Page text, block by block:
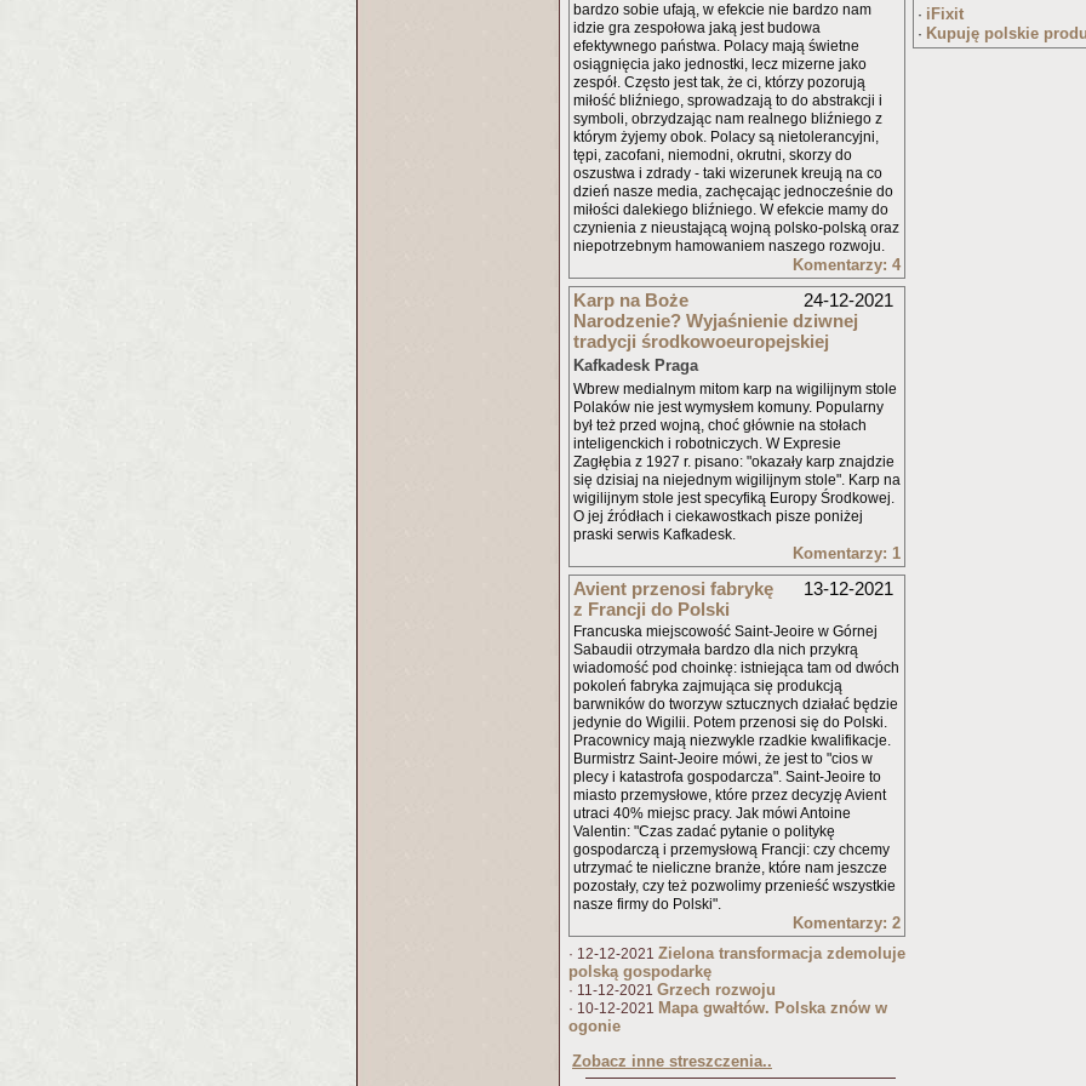
bardzo sobie ufają, w efekcie nie bardzo nam
idzie gra zespołowa jaką jest budowa
efektywnego państwa. Polacy mają świetne
osiągnięcia jako jednostki, lecz mizerne jako
zespół. Często jest tak, że ci, którzy pozorują
miłość bliźniego, sprowadzają to do abstrakcji i
symboli, obrzydzając nam realnego bliźniego z
którym żyjemy obok. Polacy są nietolerancyjni,
tępi, zacofani, niemodni, okrutni, skorzy do
oszustwa i zdrady - taki wizerunek kreują na co
dzień nasze media, zachęcając jednocześnie do
miłości dalekiego bliźniego. W efekcie mamy do
czynienia z nieustającą wojną polsko-polską oraz
niepotrzebnym hamowaniem naszego rozwoju.
Komentarzy: 4
24-12-2021
Karp na Boże
Narodzenie? Wyjaśnienie dziwnej
tradycji środkowoeuropejskiej
Kafkadesk Praga
Wbrew medialnym mitom karp na wigilijnym stole
Polaków nie jest wymysłem komuny. Popularny
był też przed wojną, choć głównie na stołach
inteligenckich i robotniczych. W Expresie
Zagłębia z 1927 r. pisano: "okazały karp znajdzie
się dzisiaj na niejednym wigilijnym stole". Karp na
wigilijnym stole jest specyfiką Europy Środkowej.
O jej źródłach i ciekawostkach pisze poniżej
praski serwis Kafkadesk.
Komentarzy: 1
13-12-2021
Avient przenosi fabrykę
z Francji do Polski
Francuska miejscowość Saint-Jeoire w Górnej
Sabaudii otrzymała bardzo dla nich przykrą
wiadomość pod choinkę: istniejąca tam od dwóch
pokoleń fabryka zajmująca się produkcją
barwników do tworzyw sztucznych działać będzie
jedynie do Wigilii. Potem przenosi się do Polski.
Pracownicy mają niezwykle rzadkie kwalifikacje.
Burmistrz Saint-Jeoire mówi, że jest to "cios w
plecy i katastrofa gospodarcza". Saint-Jeoire to
miasto przemysłowe, które przez decyzję Avient
utraci 40% miejsc pracy. Jak mówi Antoine
Valentin: "Czas zadać pytanie o politykę
gospodarczą i przemysłową Francji: czy chcemy
utrzymać te nieliczne branże, które nam jeszcze
pozostały, czy też pozwolimy przenieść wszystkie
nasze firmy do Polski".
Komentarzy: 2
· 12-12-2021 Zielona transformacja zdemoluje
polską gospodarkę
· 11-12-2021 Grzech rozwoju
· 10-12-2021 Mapa gwałtów. Polska znów w
ogonie
Zobacz inne streszczenia..
· iFixit
· Kupuję polskie